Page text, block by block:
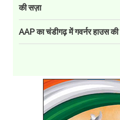
की सज़ा
AAP का चंडीगढ़ में गवर्नर हाउस